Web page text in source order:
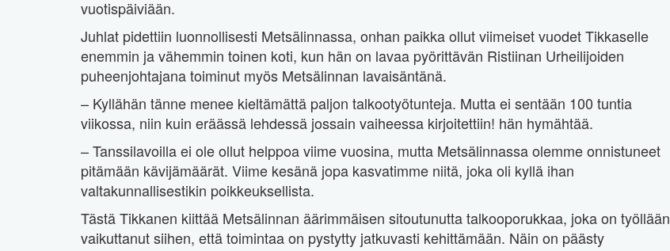
vuotispäiviään.
Juhlat pidettiin luonnollisesti Metsälinnassa, onhan paikka ollut viimeiset vuodet Tikkaselle
enemmin ja vähemmin toinen koti, kun hän on lavaa pyörittävän Ristiinan Urheilijoiden
puheenjohtajana toiminut myös Metsälinnan lavaisäntänä.
– Kyllähän tänne menee kieltämättä paljon talkootyötunteja. Mutta ei sentään 100 tuntia
viikossa, niin kuin eräässä lehdessä jossain vaiheessa kirjoitettiin! hän hymähtää.
– Tanssilavoilla ei ole ollut helppoa viime vuosina, mutta Metsälinnassa olemme onnistuneet
pitämään kävijämäärät. Viime kesänä jopa kasvatimme niitä, joka oli kyllä ihan
valtakunnallisestikin poikkeuksellista.
Tästä Tikkanen kiittää Metsälinnan äärimmäisen sitoutunutta talkooporukkaa, joka on työllään
vaikuttanut siihen, että toimintaa on pystytty jatkuvasti kehittämään. Näin on päästy